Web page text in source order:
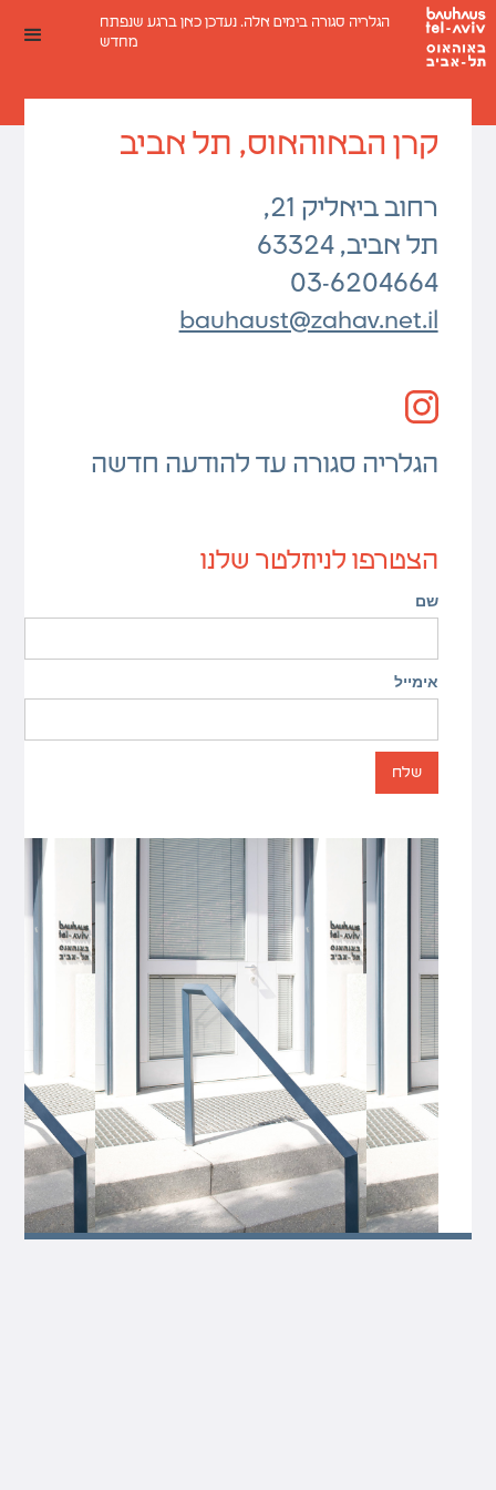
הגלריה סגורה בימים אלה. נעדכן כאן ברגע שנפתח
מחדש
קרן הבאוהאוס, תל אביב
רחוב ביאליק 21,
תל אביב, 63324
03-6204664
bauhaust@zahav.net.il
הגלריה סגורה עד להודעה חדשה
הצטרפו לניוזלטר שלנו
שם
אימייל